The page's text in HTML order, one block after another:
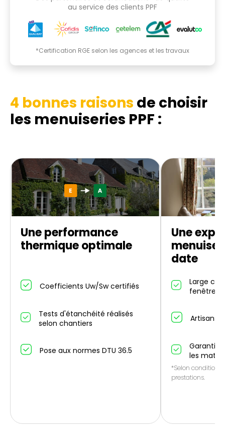
au service des clients PPF
*Certification RGE selon les agences et les travaux
4 bonnes raisons de choisir
les menuiseries PPF :
Une performance
thermique optimale
Coefficients Uw/Sw certifiés
Tests d'étanchéité réalisés
selon chantiers
Pose aux normes DTU 36.5
Une
date
Large
fenêtres/
Artisans
Garantie
les
*Selon conditions
prestations.